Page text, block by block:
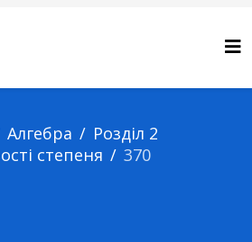
Алгебра
Розділ 2
степеня
370